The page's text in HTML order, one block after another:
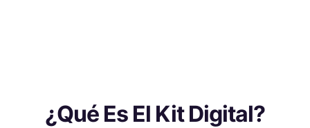
¿Qué Es El Kit Digital?